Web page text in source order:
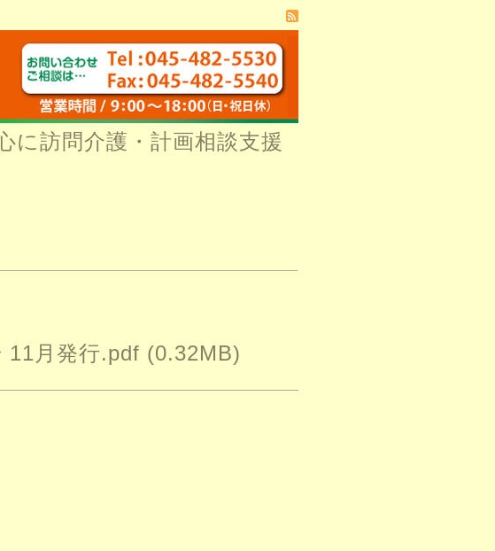
に訪問介護・計画相談支援
11月発行.pdf (0.32MB)